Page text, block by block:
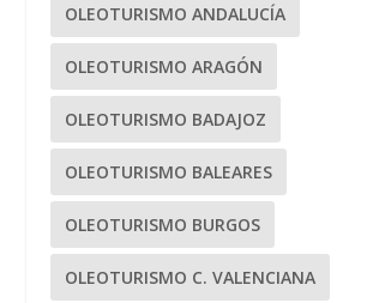
OLEOTURISMO ANDALUCÍA
OLEOTURISMO ARAGÓN
OLEOTURISMO BADAJOZ
OLEOTURISMO BALEARES
OLEOTURISMO BURGOS
OLEOTURISMO C. VALENCIANA